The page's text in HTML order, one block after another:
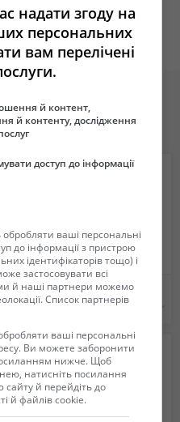
обладнання для фронтального
в залежності від сфери
КУН з сінажними вилами
спектру робіт і розширює
дозволяють більш точно і
Їх застосування буде
фермах, де великий фронт
кормів для худоби на
в сільському господарстві
або силосу. З його
та інші матеріали. Часто
5 200 грн.
надати згоду на
персональних
вам перелічені
й контент,
й контенту, дослідження
доступ до інформації
ваші персональні
до інформації з пристрою
ідентифікаторів тощо) і
застосовувати всі
й наші партнери можемо
Список партнерів
ваші персональні
Ви можете заборонити
нижче. Щоб
натисніть посилання
сайту й перейдіть до
й файлів cookie.